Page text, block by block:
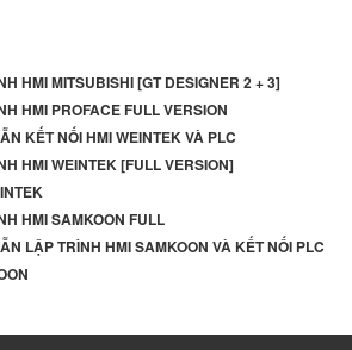
HMI MITSUBISHI [GT DESIGNER 2 + 3]
HMI PROFACE FULL VERSION
KẾT NỐI HMI WEINTEK VÀ PLC
HMI WEINTEK [FULL VERSION]
HMI SAMKOON FULL
LẬP TRÌNH HMI SAMKOON VÀ KẾT NỐI PLC